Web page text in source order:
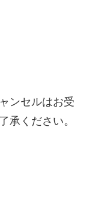
ンセルはお受
承ください。